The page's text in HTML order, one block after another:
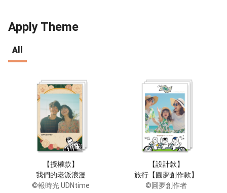
Apply Theme
All
【授權款】
我們的老派浪漫
©報時光 UDNtime
【設計款】
旅行【圓夢創作款】
©圓夢創作者